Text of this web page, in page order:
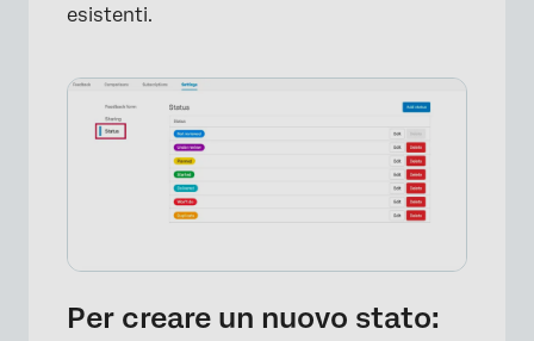
×
esistenti.
Per creare un nuovo stato: